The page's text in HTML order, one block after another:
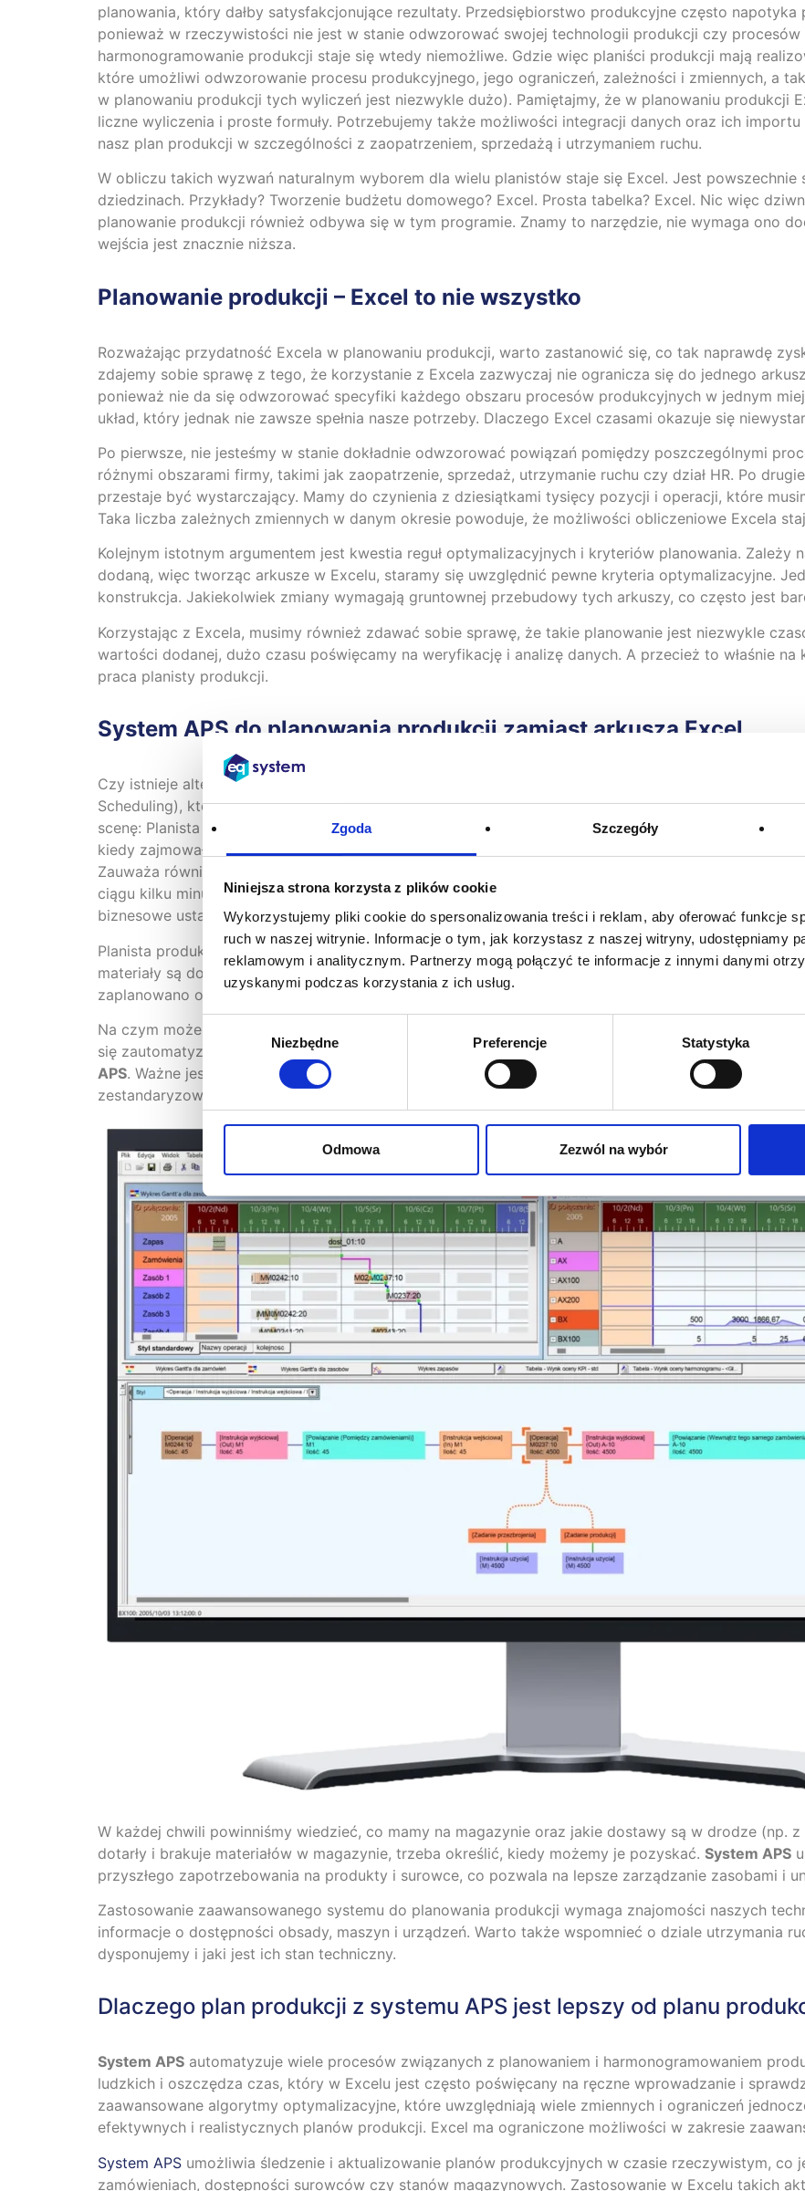
Zgoda Szczegóły
Niniejsza strona korzysta z plików cookie
Wykorzystujemy pliki cookie do spersonalizowania treści i reklam, aby oferować funkcje
ruch w naszej witrynie. Informacje o tym, jak korzystasz z naszej witryny, udostępniamy
reklamowym i analitycznym. Partnerzy mogą połączyć te informacje z innymi danymi
uzyskanymi podczas korzystania z ich usług.
zgody
Niezbędne Preferencje Statystyka
Odmowa Zezwól na wybór
planowania, który dałby satysfakcjonujące rezultaty. Przedsiębiorstwo produkcyjne często
ponieważ w rzeczywistości nie jest w stanie odwzorować swojej technologii produkcji czy
harmonogramowanie produkcji staje się wtedy niemożliwe. Gdzie więc planiści produkcji mają
które umożliwi odwzorowanie procesu produkcyjnego, jego ograniczeń, zależności i zmiennych, a
w planowaniu produkcji tych wyliczeń jest niezwykle dużo). Pamiętajmy, że w planowaniu produkcji
liczne wyliczenia i proste formuły. Potrzebujemy także możliwości integracji danych oraz ich
nasz plan produkcji w szczególności z zaopatrzeniem, sprzedażą i utrzymaniem ruchu.
W obliczu takich wyzwań naturalnym wyborem dla wielu planistów staje się Excel. Jest
dziedzinach. Przykłady? Tworzenie budżetu domowego? Excel. Prosta tabelka? Excel. Nic więc
planowanie produkcji również odbywa się w tym programie. Znamy to narzędzie, nie wymaga ono
wejścia jest znacznie niższa.
Planowanie produkcji – Excel to nie wszystko
Rozważając przydatność Excela w planowaniu produkcji, warto zastanowić się, co tak naprawdę
zdajemy sobie sprawę z tego, że korzystanie z Excela zazwyczaj nie ogranicza się do jednego
ponieważ nie da się odwzorować specyfiki każdego obszaru procesów produkcyjnych w jednym
układ, który jednak nie zawsze spełnia nasze potrzeby. Dlaczego Excel czasami okazuje się
Po pierwsze, nie jesteśmy w stanie dokładnie odwzorować powiązań pomiędzy poszczególnymi
różnymi obszarami firmy, takimi jak zaopatrzenie, sprzedaż, utrzymanie ruchu czy dział HR. Po
przestaje być wystarczający. Mamy do czynienia z dziesiątkami tysięcy pozycji i operacji, które
Taka liczba zależnych zmiennych w danym okresie powoduje, że możliwości obliczeniowe Excela
Kolejnym istotnym argumentem jest kwestia reguł optymalizacyjnych i kryteriów planowania. Zależy
dodaną, więc tworząc arkusze w Excelu, staramy się uwzględnić pewne kryteria optymalizacyjne.
konstrukcja. Jakiekolwiek zmiany wymagają gruntownej przebudowy tych arkuszy, co często jest
Korzystając z Excela, musimy również zdawać sobie sprawę, że takie planowanie jest niezwykle
wartości dodanej, dużo czasu poświęcamy na weryfikację i analizę danych. A przecież to właśnie
praca planisty produkcji.
System APS do planowania produkcji zamiast arkusza Excel
Czy istnieje alternatywa? Czy musimy polegać wyłącznie na arkuszu Excel? Niekoniecznie. Istnieją
Scheduling), które mogą skutecznie przeprowadzić i wspierać proces planowania i
scenę: Planista produkcji siada przy komputerze i w kilka minut uzyskuje podgląd tego, co
kiedy zajmował się harmonogramowaniem produkcji. Widzi nowe zlecenia, które wpłynęły do firmy
Zauważa również ewentualne rozbieżności między planem a realizacją, więc podejmuje decyzję o
ciągu kilku minut otrzymuje potwierdzenie nowego planu, który uwzględnia wszystkie zlecenia,
biznesowe ustalone przez zarząd.
Planista produkcji ma pewność, że plan produkcji jest wykonalny, ponieważ uwzględnia on
materiały są dostępne, mając także na uwadze ich terminy przydatności i parametry. Jeśli stan
zaplanowano odpowiednie dostawy. Plan jest również wykonalny z perspektywy dostępności
Na czym może się teraz skupić planista produkcji? Na przykład na weryfikacji jakości planu. Taka
się zautomatyzować i usprawnić swoje procesy planowania iharmonogramowania produkcji,
APS. Ważne jest jednak, aby takie planowanie produkcji z systemem APS było zintegrowane z resztą
zestandaryzować nasze obszary sprzedaży i zaopatrzenia.
W każdej chwili powinniśmy wiedzieć, co mamy na magazynie oraz jakie dostawy są w drodze (np.
dotarły i brakuje materiałów w magazynie, trzeba określić, kiedy możemy je pozyskać. System APS
przyszłego zapotrzebowania na produkty i surowce, co pozwala na lepsze zarządzanie zasobami i
Zastosowanie zaawansowanego systemu do planowania produkcji wymaga znajomości naszych
informacje o dostępności obsady, maszyn i urządzeń. Warto także wspomnieć o dziale utrzymania
dysponujemy i jaki jest ich stan techniczny.
Dlaczego plan produkcji z systemu APS jest lepszy od planu
System APS automatyzuje wiele procesów związanych z planowaniem i harmonogramowaniem
ludzkich i oszczędza czas, który w Excelu jest często poświęcany na ręczne wprowadzanie i
zaawansowane algorytmy optymalizacyjne, które uwzględniają wiele zmiennych i ograniczeń
efektywnych i realistycznych planów produkcji. Excel ma ograniczone możliwości w zakresie
System APS umożliwia śledzenie i aktualizowanie planów produkcyjnych w czasie rzeczywistym, co
zamówieniach, dostępności surowców czy stanów magazynowych. Zastosowanie w Excelu takich